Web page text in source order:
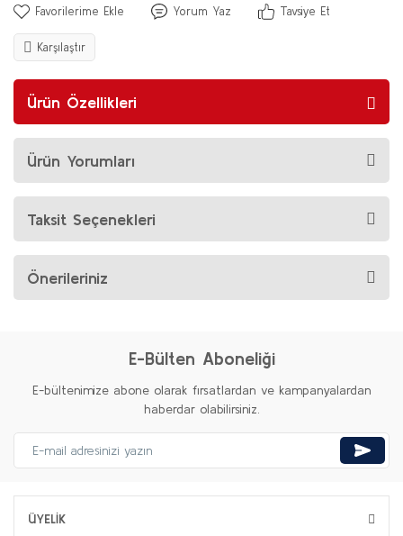
Yorum Yaz Tavsiye Et
Karşılaştır
Ürün Özellikleri
Ürün Yorumları
Taksit Seçenekleri
Önerileriniz
E-Bülten Aboneliği
E-bültenimize abone olarak fırsatlardan ve kampanyalardan
haberdar olabilirsiniz.
ÜYELİK